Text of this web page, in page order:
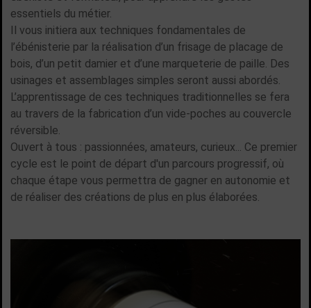
essentiels du métier.
Il vous initiera aux techniques fondamentales de
l’ébénisterie par la réalisation d’un frisage de placage de
bois, d’un petit damier et d’une marqueterie de paille. Des
usinages et assemblages simples seront aussi abordés.
L’apprentissage de ces techniques traditionnelles se fera
au travers de la fabrication d’un vide-poches au couvercle
réversible.
Ouvert à tous : passionnées, amateurs, curieux... Ce premier
cycle est le point de départ d'un parcours progressif, où
chaque étape vous permettra de gagner en autonomie et
de réaliser des créations de plus en plus élaborées.